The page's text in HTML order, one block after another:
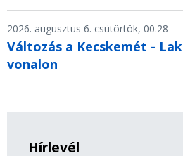
2026. augusztus 6. csütörtök, 00.28
Változás a Kecskemét -
vonalon
Hírlevél